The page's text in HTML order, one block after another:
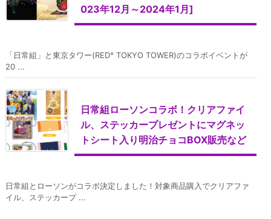
023年12月～2024年1月]
「日常組」と東京タワー(RED° TOKYO TOWER)のコラボイベントが
20 ...
日常組ローソンコラボ！クリアファイ
ル、ステッカープレゼントにマグネッ
トシート入り明治チョコBOX販売など
日常組とローソンがコラボ決定しました！対象商品購入でクリアファ
イル、ステッカープ ...